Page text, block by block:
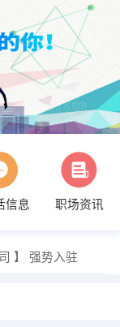
信息 职场资讯
] 招聘信息
】 强势入驻